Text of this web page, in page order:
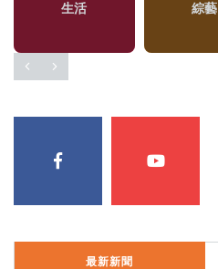
生活 綜藝
最新新聞